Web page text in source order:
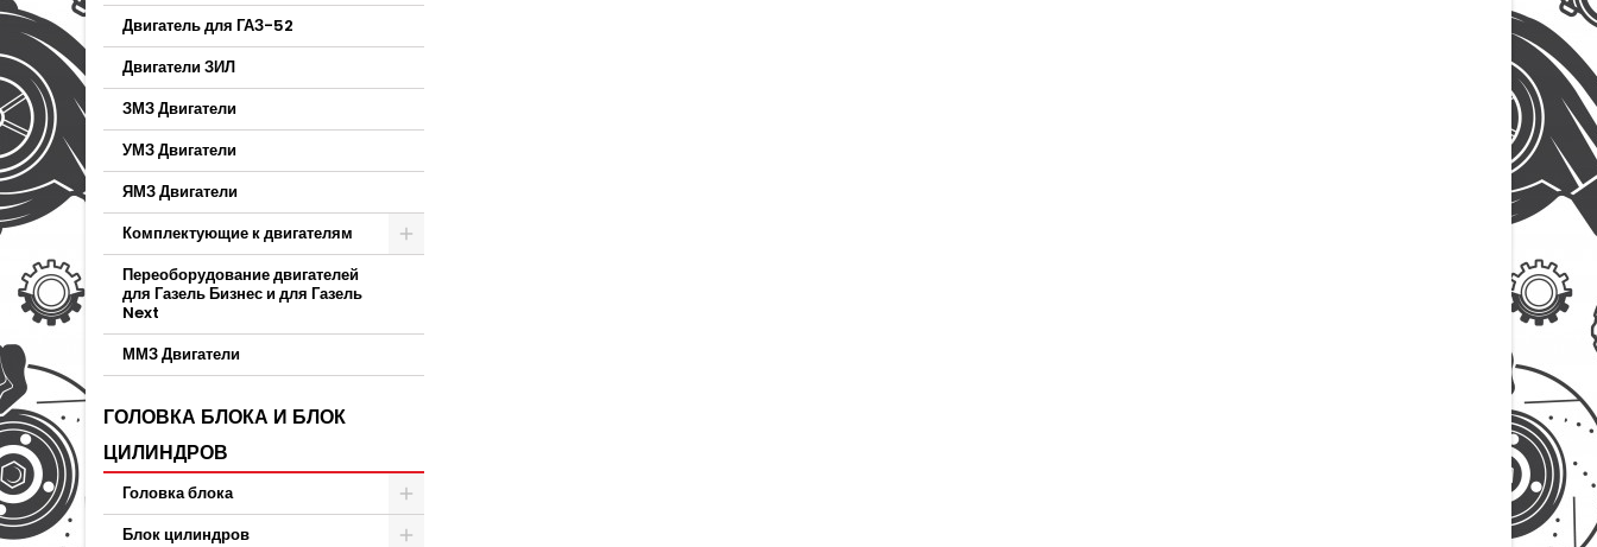
Двигатель для ГАЗ-52
Двигатели ЗИЛ
ЗМЗ Двигатели
УМЗ Двигатели
ЯМЗ Двигатели
Комплектующие к двигателям
Переоборудование двигателей
для Газель Бизнес и для Газель
Next
ММЗ Двигатели
ГОЛОВКА БЛОКА И БЛОК
ЦИЛИНДРОВ
Головка блока
Блок цилиндров